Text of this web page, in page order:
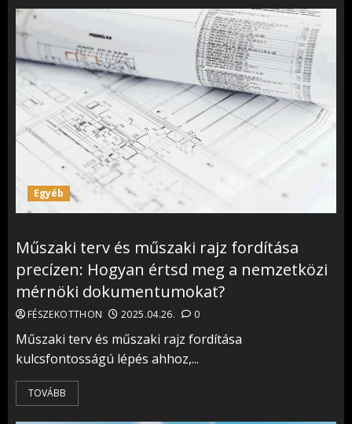
Egyéb
Műszaki terv és műszaki rajz fordítása
precízen: Hogyan értsd meg a nemzetközi
mérnöki dokumentumokat?
FÉSZEKOTTHON 2025.04.26. 0
Műszaki terv és műszaki rajz fordítása
kulcsfontosságú lépés ahhoz,...
TOVÁBB